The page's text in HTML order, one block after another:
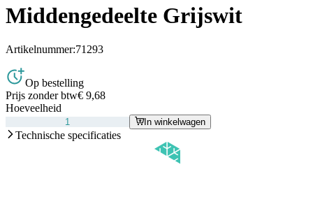
Middengedeelte Grijswit
Artikelnummer:71293
Op bestelling
Prijs zonder btw€ 9,68
Hoeveelheid
In winkelwagen
Technische specificaties